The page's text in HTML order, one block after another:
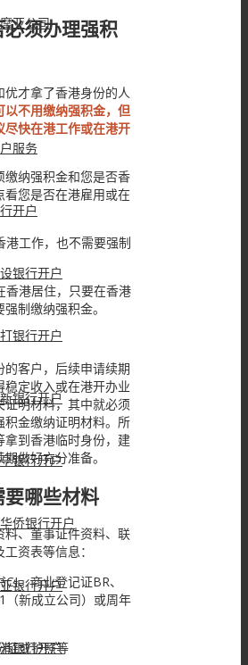
亚公司
服务
开户
银行开户
银行开户
银行开户
银行开户
侨银行开户
银行开户
银行开户
须办理强积
才拿了香港身份的人
不用缴纳强积金，但
尽快在港工作或在港开
纳强积金和您是否香
您是否在港雇用或在
港工作，也不需要强制
香港居住，只要在香港
制缴纳强积金。
客户，后续申请续期
定收入或在港开办业
明材料，其中就必须
金缴纳证明材料。所
拿到香港临时身份，建
做好充分准备。
哪些材料
、董事证件资料、联
资表等信息：
、商业登记证BR、
（新成立公司）或周年
证或护照等